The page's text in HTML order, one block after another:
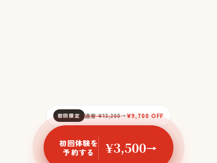
初回限定 通常 ¥13,200→¥9,700 OFF
初回体験を
予約する
¥3,500→